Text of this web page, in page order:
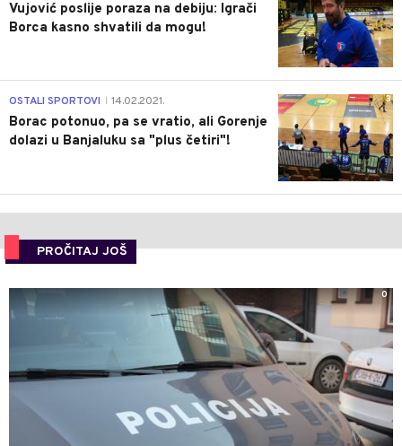
Vujović poslije poraza na debiju: Igrači
Borca kasno shvatili da mogu!
3
OSTALI SPORTOVI 14.02.2021.
Borac potonuo, pa se vratio, ali Gorenje
dolazi u Banjaluku sa "plus četiri"!
PROČITAJ JOŠ
0